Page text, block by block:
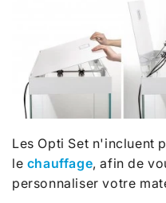
Les Opti Set n'incluent
le chauffage, afin de
personnaliser votre